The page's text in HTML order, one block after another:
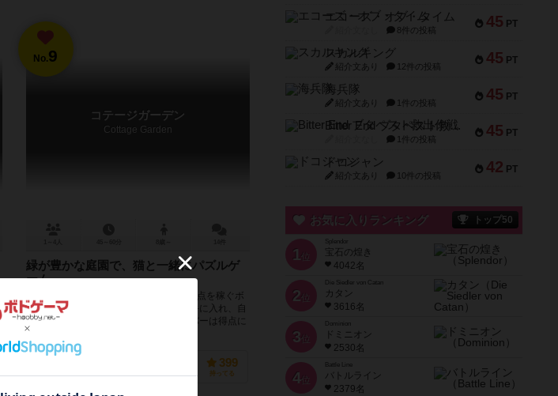
No.9
コテージガーデン
Cottage Garden
緑が豊かな庭園で、猫と一緒にパズルゲ
ーム
庭師となって、自分の庭を造っていき得点を稼ぐボ
ードゲーム。 草花が描かれたタイルを手に入れ、自
分の庭に敷き詰めます。 植木鉢や鉢カバーは得点に
なるので、上に植木を植えない...
399
持ってる
45 PT
エコーズ・オブ・タイム
8件の投稿
45 PT
スカルキング
紹介文あり 12件の投稿
45 PT
海兵隊
紹介文あり 1件の投稿
45 PT
Bitter End ブタペスト救出作戦
1件の投稿
42 PT
ドコジャン
紹介文あり 10件の投稿
お気に入りランキング トップ50
1 位
宝石の煌き
4042名
2 位
Die Siedler von Catan
カタン
3616名
3 位
ドミニオン
2530名
4位
Battle Line
バトルライン
2379名